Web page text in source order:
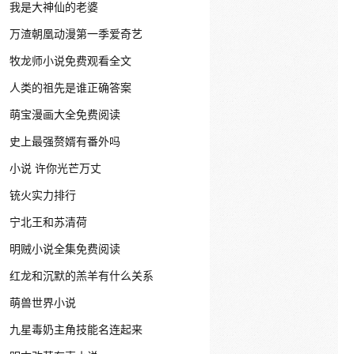
我是大神仙的老婆
万渣朝凰动漫第一季爱奇艺
牧龙师小说免费观看全文
人类的祖先是谁正确答案
萌宝漫画大全免费阅读
史上最强赘婿有番外吗
小说 许你光芒万丈
铳火实力排行
宁北王和苏清荷
明贼小说全集免费阅读
红龙和沉默的羔羊有什么关系
萌兽世界小说
九星毒奶主角技能名连起来